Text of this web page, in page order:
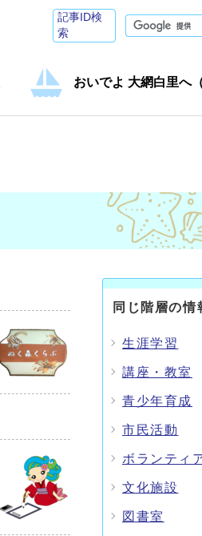
記事ID検
索
おいでよ 大網白里へ
同じ階層の情
生涯学習
講座・教室
青少年育成
市民活動
ボランティ
文化施設
図書室